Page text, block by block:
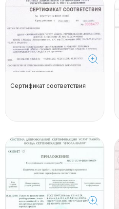
Сертификат соответствия